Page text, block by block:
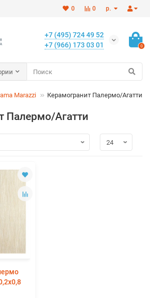
р.
0
0
+7 (495) 724 49 52
+7 (966) 173 03 01
0
Marazzi Керамогранит Палермо/Агатти
Палермо/Агатти